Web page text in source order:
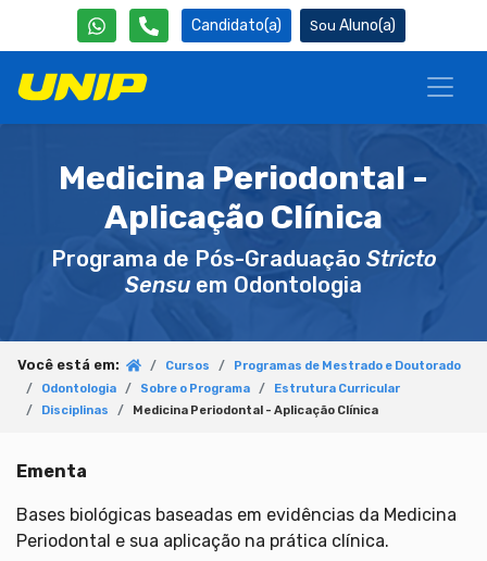
Candidato(a) Aluno(a)
Medicina Periodontal -
Aplicação Clínica
Programa de Pós-Graduação Stricto
Sensu em Odontologia
Você está em: Cursos
Programas de Mestrado e Doutorado
Odontologia
Sobre o Programa
Estrutura Curricular
Disciplinas
Medicina Periodontal - Aplicação Clínica
Ementa
Bases biológicas baseadas em evidências da Medicina
Periodontal e sua aplicação na prática clínica.